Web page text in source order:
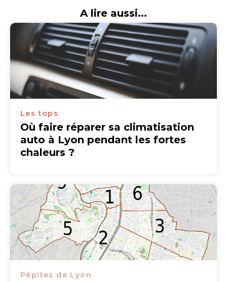
A lire aussi...
Les tops
Où faire réparer sa climatisation
auto à Lyon pendant les fortes
chaleurs ?
Pépites de Lyon